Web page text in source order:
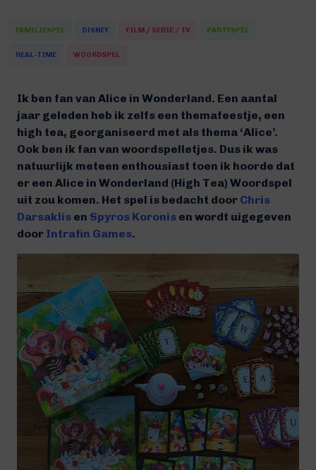
FAMILIESPEL DISNEY FILM / SERIE / TV PARTYSPEL
REAL-TIME WOORDSPEL
Ik ben fan van Alice in Wonderland. Een aantal
jaar geleden heb ik zelfs een themafeestje, een
high tea, georganiseerd met als thema ‘Alice’.
Ook ben ik fan van woordspelletjes. Dus ik was
natuurlijk meteen enthousiast toen ik hoorde dat
er een Alice in Wonderland (High Tea) Woordspel
uit zou komen. Het spel is bedacht door Chris
Darsaklis en Spyros Koronis en wordt uigegeven
door Intrafin Games.